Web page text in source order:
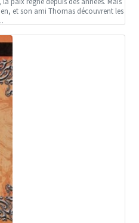
et son ami Thomas découvrent les